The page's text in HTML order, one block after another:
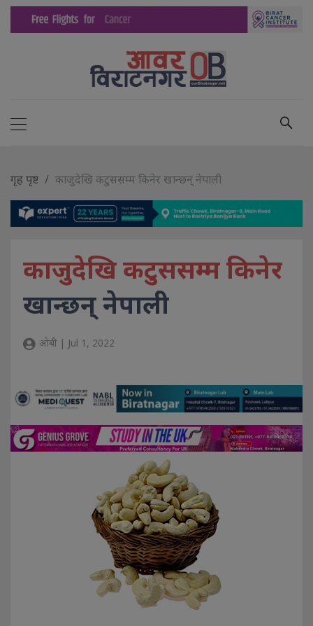
गृह पृष्ट काजुदेखि कटुससम्म किनेर खान्छन् नेपाली
काजुदेखि कटुससम्म किनेर
खान्छन् नेपाली
ओबी | Jul 1, 2022